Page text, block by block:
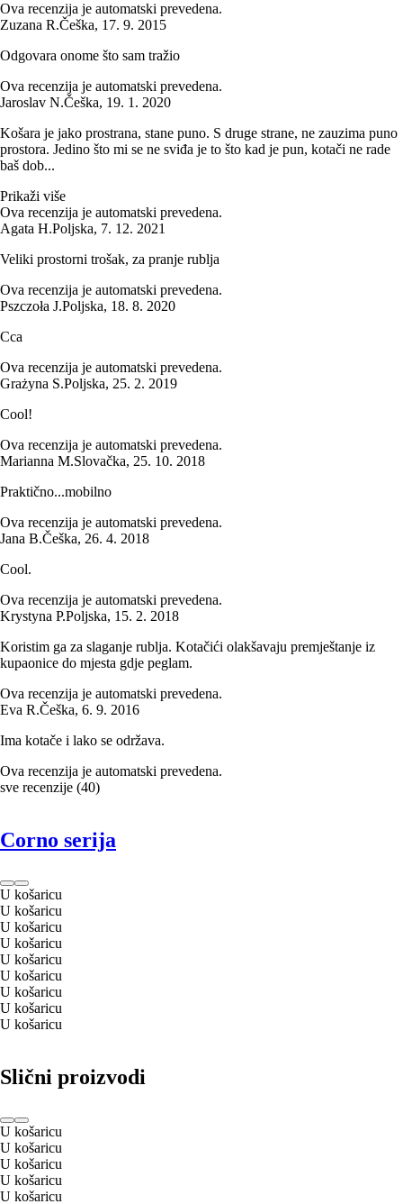
Ova recenzija je automatski prevedena.
Zuzana R.Češka, 17. 9. 2015
Odgovara onome što sam tražio
Ova recenzija je automatski prevedena.
Jaroslav N.Češka, 19. 1. 2020
Košara je jako prostrana, stane puno. S druge strane, ne zauzima puno
prostora. Jedino što mi se ne sviđa je to što kad je pun, kotači ne rade
baš dob...
Prikaži više
Ova recenzija je automatski prevedena.
Agata H.Poljska, 7. 12. 2021
Veliki prostorni trošak, za pranje rublja
Ova recenzija je automatski prevedena.
Pszczoła J.Poljska, 18. 8. 2020
Cca
Ova recenzija je automatski prevedena.
Grażyna S.Poljska, 25. 2. 2019
Cool!
Ova recenzija je automatski prevedena.
Marianna M.Slovačka, 25. 10. 2018
Praktično...mobilno
Ova recenzija je automatski prevedena.
Jana B.Češka, 26. 4. 2018
Cool.
Ova recenzija je automatski prevedena.
Krystyna P.Poljska, 15. 2. 2018
Koristim ga za slaganje rublja. Kotačići olakšavaju premještanje iz
kupaonice do mjesta gdje peglam.
Ova recenzija je automatski prevedena.
Eva R.Češka, 6. 9. 2016
Ima kotače i lako se održava.
Ova recenzija je automatski prevedena.
sve recenzije (40)
Corno serija
U košaricu
U košaricu
U košaricu
U košaricu
U košaricu
U košaricu
U košaricu
U košaricu
U košaricu
Slični proizvodi
U košaricu
U košaricu
U košaricu
U košaricu
U košaricu